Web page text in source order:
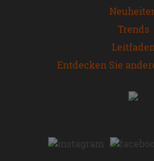
Trends
Leitfaden
Entdecken Sie